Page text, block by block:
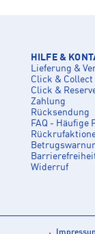
HILFE &
Lieferung &
Click & Collect
Click &
Zahlung
Rücksendung
FAQ - Häufige
Widerruf